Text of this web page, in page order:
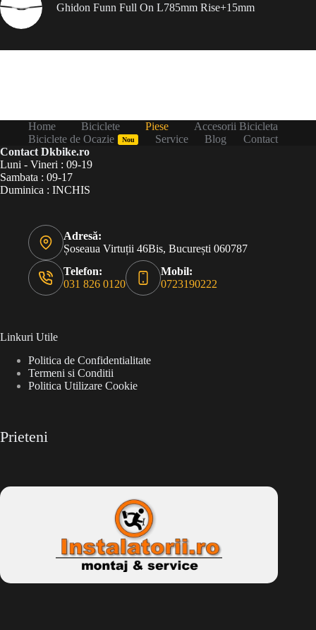
Ghidon Funn Full On L785mm Rise+15mm
Home Biciclete Piese
Accesorii Bicicleta
Biciclete de Ocazie
Nou Service Blog
Contact
Contact Dkbike.ro
Luni - Vineri : 09-19
Sambata : 09-17
Duminica : INCHIS
Adresă:
Șoseaua Virtuții 46Bis, București 060787
Telefon:
031 826 0120
Mobil:
0723190222
Linkuri Utile
Politica de Confidentialitate
Termeni si Conditii
Politica Utilizare Cookie
Prieteni